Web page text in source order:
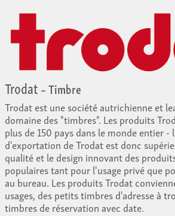
Trodat– Timbre
Trodat est une société autrichienne et
domaine des "timbres". Les produits
plus de 150 pays dans le monde entier -
d'exportation de Trodat est donc
qualité et le design innovant des
populaires tant pour l'usage privé que
au bureau. Les produits Trodat
usages, des petits timbres d'adresse à
timbres de réservation avec date.